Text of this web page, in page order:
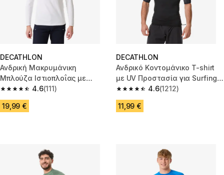
DECATHLON
Ανδρική Μακρυμάνικη
Μπλούζα Ιστιοπλοΐας με
Προστασία UV Sailing 500 -
Λευκή
4.6
4.6 out of 5 stars from 111 reviews
(111)
19,99 €
DECATHLON
Ανδρικό Kοντομάνικο T-shirt
με UV Προστασία για Surfing -
500 Black Beast
4.6
4.6 out of 5 stars from 1212
(1212)
11,99 €